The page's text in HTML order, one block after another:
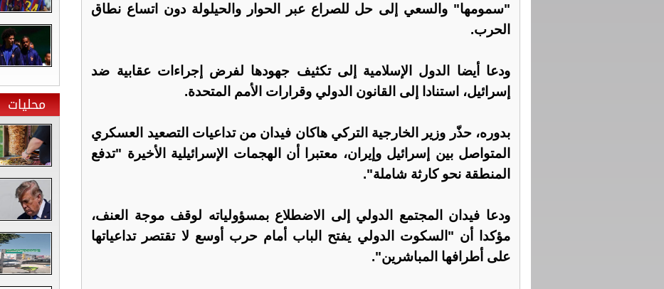
"سمومها" والسعي إلى حل للصراع عبر الحوار والحيلولة دون اتساع نطاق
الحرب.
ودعا أيضا الدول الإسلامية إلى تكثيف جهودها لفرض إجراءات عقابية ضد
إسرائيل، استنادا إلى القانون الدولي وقرارات الأمم المتحدة.
بدوره، حذّر وزير الخارجية التركي هاكان فيدان من تداعيات التصعيد العسكري
المتواصل بين إسرائيل وإيران، معتبرا أن الهجمات الإسرائيلية الأخيرة "تدفع
المنطقة نحو كارثة شاملة".
ودعا فيدان المجتمع الدولي إلى الاضطلاع بمسؤولياته لوقف موجة العنف،
مؤكدا أن "السكوت الدولي يفتح الباب أمام حرب أوسع لا تقتصر تداعياتها
على أطرافها المباشرين".
محليات